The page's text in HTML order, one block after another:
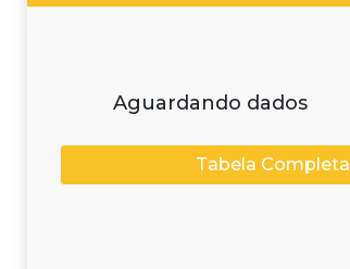
Aguardando dados
Tabela Completa